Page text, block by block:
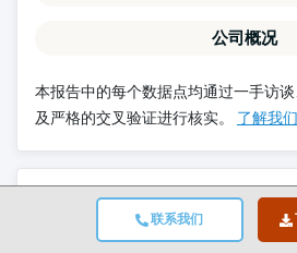
联系我们
公司概况
本报告中的每个数据点均通过一手访
及严格的交叉验证进行核实。 了解我